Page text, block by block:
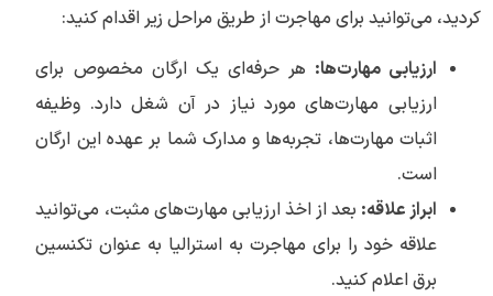
کردید، می‌توانید برای مهاجرت از طریق مراحل زیر اقدام کنید:
ارزیابی مهارت‌ها: هر حرفه‌ای یک ارگان مخصوص برای
ارزیابی مهارت‌های مورد نیاز در آن شغل دارد. وظیفه
اثبات مهارت‌ها، تجربه‌ها و مدارک شما بر عهده این ارگان
است.
ابراز علاقه: بعد از اخذ ارزیابی مهارت‌های مثبت، می‌توانید
علاقه خود را برای مهاجرت به استرالیا به عنوان تکنسین
برق اعلام کنید.